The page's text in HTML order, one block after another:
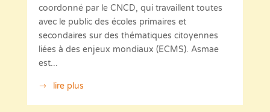
coordonné par le CNCD, qui travaillent toutes
avec le public des écoles primaires et
secondaires sur des thématiques citoyennes
liées à des enjeux mondiaux (ECMS). Asmae
est...
lire plus